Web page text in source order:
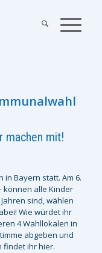
machen mit!
in Bayern statt. Am 6.
können alle Kinder
sind, wählen
Wie würdet ihr
4 Wahllokalen in
abgeben und
findet ihr hier.